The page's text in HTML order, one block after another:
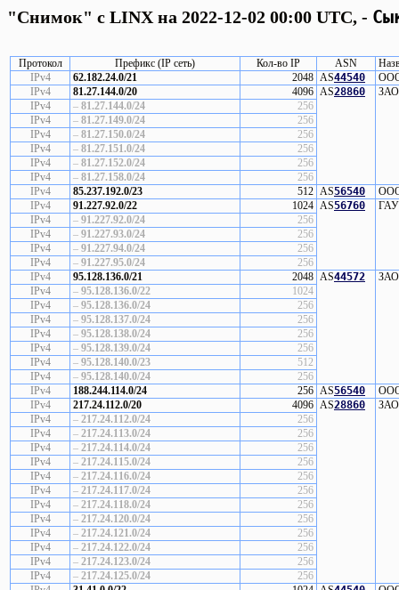
"Снимок" с LINX на 2022-12-02 00:00 UTC, -
Протокол Префикс (IP сеть) Кол-во IP ASN
IPv4
62.182.24.0/21 2048 AS44540
ООО
IPv4
81.27.144.0/20 4096 AS28860
ЗАО
IPv4
– 81.27.144.0/24
256
IPv4
– 81.27.149.0/24
256
IPv4
– 81.27.150.0/24
256
IPv4
– 81.27.151.0/24
256
IPv4
– 81.27.152.0/24
256
IPv4
– 81.27.158.0/24
256
IPv4
85.237.192.0/23 512 AS56540
ООО
IPv4
91.227.92.0/22 1024 AS56760
ГАУ
IPv4
– 91.227.92.0/24
256
IPv4
– 91.227.93.0/24
256
IPv4
– 91.227.94.0/24
256
IPv4
– 91.227.95.0/24
256
IPv4
95.128.136.0/21 2048 AS44572
ЗАО
IPv4
– 95.128.136.0/22
1024
IPv4
– 95.128.136.0/24
256
IPv4
– 95.128.137.0/24
256
IPv4
– 95.128.138.0/24
256
IPv4
– 95.128.139.0/24
256
IPv4
– 95.128.140.0/23
512
IPv4
– 95.128.140.0/24
256
IPv4
188.244.114.0/24 256 AS56540
ООО
IPv4
217.24.112.0/20 4096 AS28860
ЗАО
IPv4
– 217.24.112.0/24
256
IPv4
– 217.24.113.0/24
256
IPv4
– 217.24.114.0/24
256
IPv4
– 217.24.115.0/24
256
IPv4
– 217.24.116.0/24
256
IPv4
– 217.24.117.0/24
256
IPv4
– 217.24.118.0/24
256
IPv4
– 217.24.120.0/24
256
IPv4
– 217.24.121.0/24
256
IPv4
– 217.24.122.0/24
256
IPv4
– 217.24.123.0/24
256
IPv4
– 217.24.125.0/24
256